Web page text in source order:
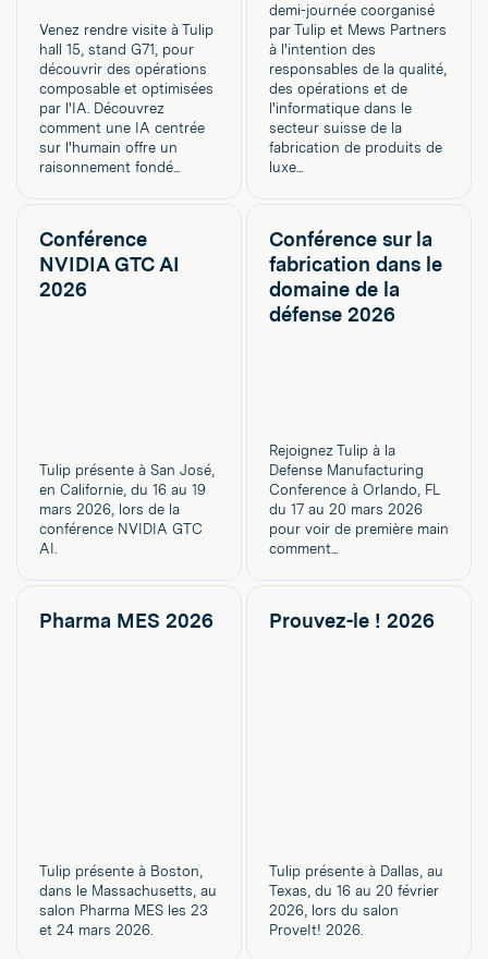
Venez rendre visite à Tulip
hall 15, stand G71, pour
découvrir des opérations
composable et optimisées
par l'IA. Découvrez
comment une IA centrée
sur l'humain offre un
raisonnement fondé...
demi-journée coorganisé
par Tulip et Mews Partners
à l'intention des
responsables de la qualité,
des opérations et de
l'informatique dans le
secteur suisse de la
fabrication de produits de
luxe...
Conférence
NVIDIA GTC AI
2026
Tulip présente à San José,
en Californie, du 16 au 19
mars 2026, lors de la
conférence NVIDIA GTC
AI.
Conférence sur la
fabrication dans le
domaine de la
défense 2026
Rejoignez Tulip à la
Defense Manufacturing
Conference à Orlando, FL
du 17 au 20 mars 2026
pour voir de première main
comment...
Pharma MES 2026
Tulip présente à Boston,
dans le Massachusetts, au
salon Pharma MES les 23
et 24 mars 2026.
Prouvez-le ! 2026
Tulip présente à Dallas, au
Texas, du 16 au 20 février
2026, lors du salon
ProveIt! 2026.